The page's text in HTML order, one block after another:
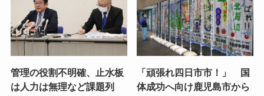
管理の役割不明確、止水板
は人力は無理など課題列
「頑張れ四日市市！」 国
体成功へ向け鹿児島市から